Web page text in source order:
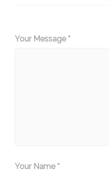
Your Message *
Your Name *